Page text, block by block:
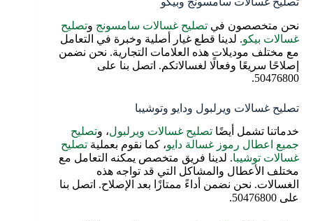
نحن متخصصون في تصليح غسالات سامسونج وتصليح
غسالات بيكو. لدينا قطع غيار أصلية وخبرة في التعامل
مع مختلف موديلات هذه العلامات التجارية. نحن نضمن
إصلاحًا سريعًا وفعالًا لغسالاتكم. اتصل بنا على
50476800.
تصليح غسالات ويرلبول ودايو وتوشيبا
خدماتنا تشمل أيضًا تصليح غسالات ويرلبول، وتصليح
جميع اعطال رموز غسالة دايو، كما نقوم بعملية تصليح
غسالات توشيبا. لدينا فريق متخصص يمكنه التعامل مع
مختلف الأعطال والمشاكل التي قد تواجه هذه
الغسالات. نحن نضمن أداءً ممتازًا بعد الإصلاح. اتصل بنا
على 50476800.